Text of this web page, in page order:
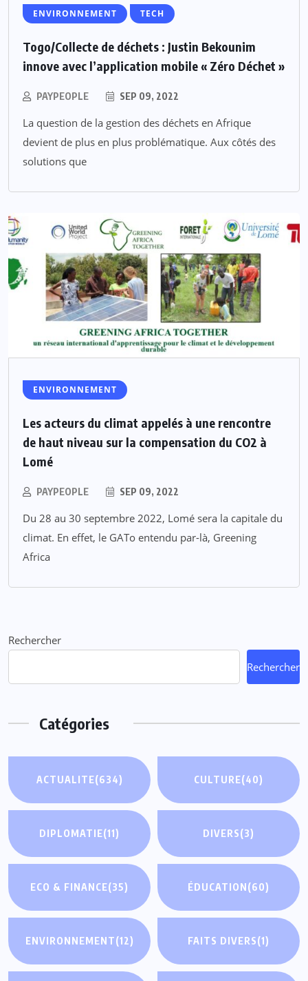
ENVIRONNEMENT TECH
Togo/Collecte de déchets : Justin Bekounim
innove avec l’application mobile « Zéro Déchet »
PAYPEOPLE SEP 09, 2022
La question de la gestion des déchets en Afrique
devient de plus en plus problématique. Aux côtés des
solutions que
ENVIRONNEMENT
Les acteurs du climat appelés à une rencontre
de haut niveau sur la compensation du CO2 à
Lomé
PAYPEOPLE SEP 09, 2022
Du 28 au 30 septembre 2022, Lomé sera la capitale du
climat. En effet, le GATo entendu par-là, Greening
Africa
Rechercher
Rechercher
Catégories
ACTUALITE(634) CULTURE(40)
DIPLOMATIE(11) DIVERS(3)
ECO & FINANCE(35) ÉDUCATION(60)
ENVIRONNEMENT(12) FAITS DIVERS(1)